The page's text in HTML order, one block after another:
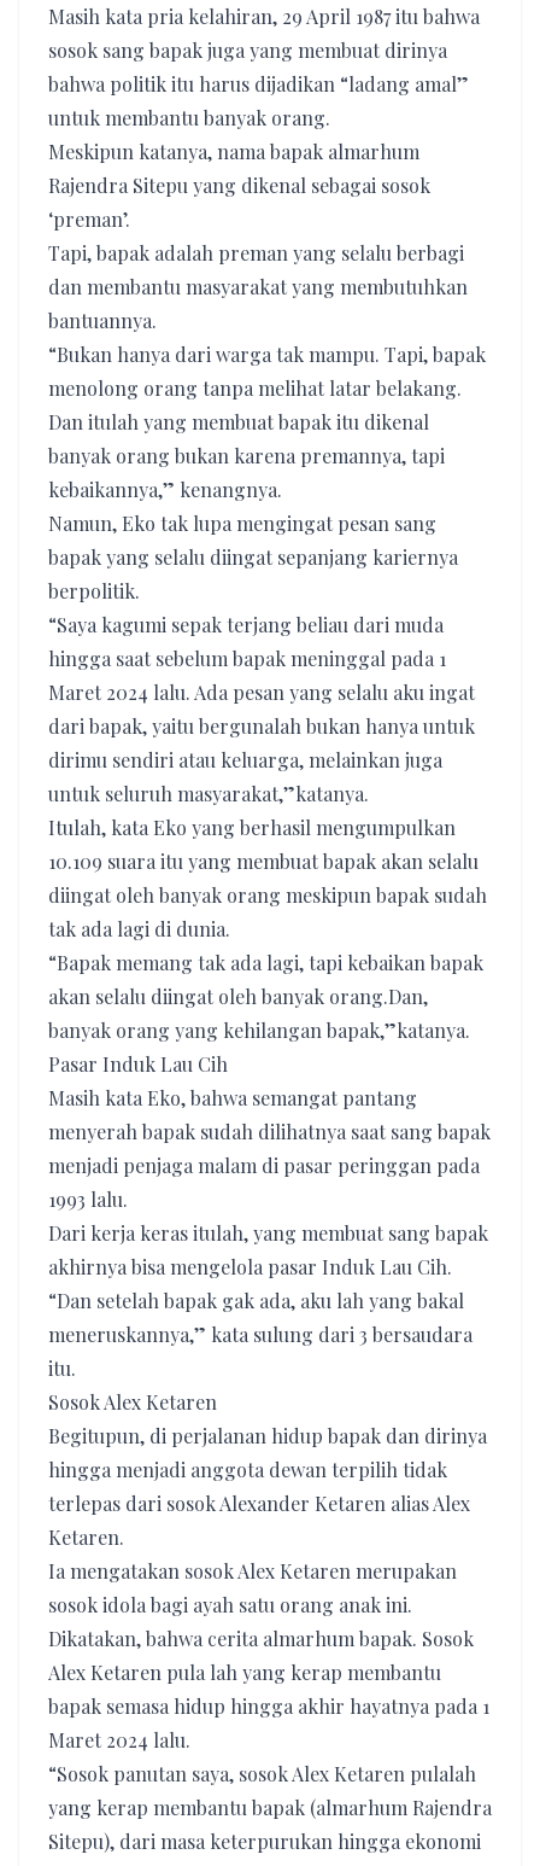
Masih kata pria kelahiran, 29 April 1987 itu bahwa
sosok sang bapak juga yang membuat dirinya
bahwa politik itu harus dijadikan “ladang amal”
untuk membantu banyak orang.
Meskipun katanya, nama bapak almarhum
Rajendra Sitepu yang dikenal sebagai sosok
‘preman’.
Tapi, bapak adalah preman yang selalu berbagi
dan membantu masyarakat yang membutuhkan
bantuannya.
“Bukan hanya dari warga tak mampu. Tapi, bapak
menolong orang tanpa melihat latar belakang.
Dan itulah yang membuat bapak itu dikenal
banyak orang bukan karena premannya, tapi
kebaikannya,” kenangnya.
Namun, Eko tak lupa mengingat pesan sang
bapak yang selalu diingat sepanjang kariernya
berpolitik.
“Saya kagumi sepak terjang beliau dari muda
hingga saat sebelum bapak meninggal pada 1
Maret 2024 lalu. Ada pesan yang selalu aku ingat
dari bapak, yaitu bergunalah bukan hanya untuk
dirimu sendiri atau keluarga, melainkan juga
untuk seluruh masyarakat,”katanya.
Itulah, kata Eko yang berhasil mengumpulkan
10.109 suara itu yang membuat bapak akan selalu
diingat oleh banyak orang meskipun bapak sudah
tak ada lagi di dunia.
“Bapak memang tak ada lagi, tapi kebaikan bapak
akan selalu diingat oleh banyak orang.Dan,
banyak orang yang kehilangan bapak,”katanya.
Pasar Induk Lau Cih
Masih kata Eko, bahwa semangat pantang
menyerah bapak sudah dilihatnya saat sang bapak
menjadi penjaga malam di pasar peringgan pada
1993 lalu.
Dari kerja keras itulah, yang membuat sang bapak
akhirnya bisa mengelola pasar Induk Lau Cih.
“Dan setelah bapak gak ada, aku lah yang bakal
meneruskannya,” kata sulung dari 3 bersaudara
itu.
Sosok Alex Ketaren
Begitupun, di perjalanan hidup bapak dan dirinya
hingga menjadi anggota dewan terpilih tidak
terlepas dari sosok Alexander Ketaren alias Alex
Ketaren.
Ia mengatakan sosok Alex Ketaren merupakan
sosok idola bagi ayah satu orang anak ini.
Dikatakan, bahwa cerita almarhum bapak. Sosok
Alex Ketaren pula lah yang kerap membantu
bapak semasa hidup hingga akhir hayatnya pada 1
Maret 2024 lalu.
“Sosok panutan saya, sosok Alex Ketaren pulalah
yang kerap membantu bapak (almarhum Rajendra
Sitepu), dari masa keterpurukan hingga ekonomi